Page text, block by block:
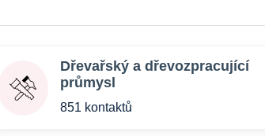
Dřevařský a dřevozpracující
průmysl
851 kontaktů